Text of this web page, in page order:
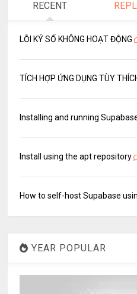
RECENT
LỖI KÝ SỐ KHÔNG HOẠT ĐỘNG
TÍCH HỢP ỨNG DỤNG TÙY
Installing and running
Install using the apt repository
How to self-host Supabase
YEAR POPULAR